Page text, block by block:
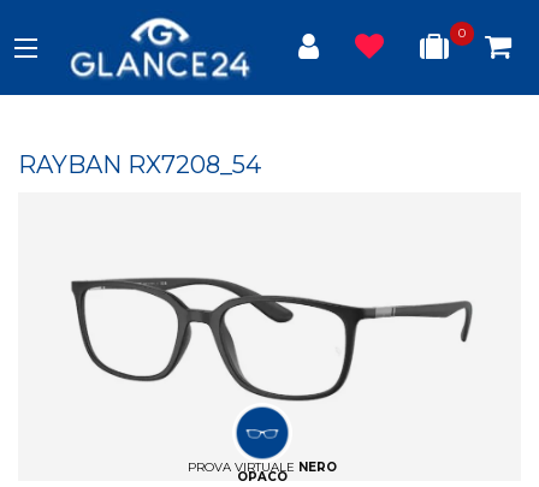
0
RAYBAN RX7208_54
PROVA VIRTUALE NERO
OPACO